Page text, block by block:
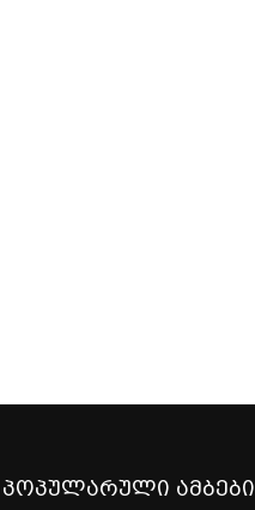
პოპულარული ამბები